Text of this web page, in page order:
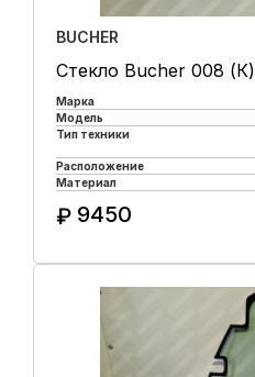
BUCHER
Стекло Bucher 008 (К)
Марка
Модель
Тип техники
Расположение
Материал
₽ 9450